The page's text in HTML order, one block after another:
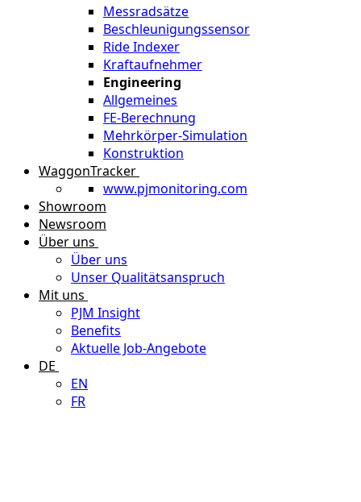
Messradsätze
Beschleunigungssensor
Ride Indexer
Kraftaufnehmer
Engineering
Allgemeines
FE-Berechnung
Mehrkörper-Simulation
Konstruktion
WaggonTracker
www.pjmonitoring.com
Showroom
Newsroom
Über uns
Über uns
Unser Qualitätsanspruch
Mit uns
PJM Insight
Benefits
Aktuelle Job-Angebote
DE
EN
FR